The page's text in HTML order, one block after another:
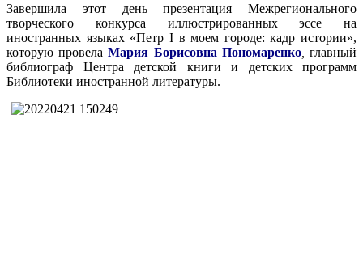
Завершила этот деньпрезентация Межрегионального
творческого конкурса иллюстрированных эссе на
иностранных языках «Петр I в моем городе: кадр истории»,
которую провелаМария Борисовна Пономаренко,главный
библиограф Центра детской книги и детских программ
Библиотеки иностранной литературы.